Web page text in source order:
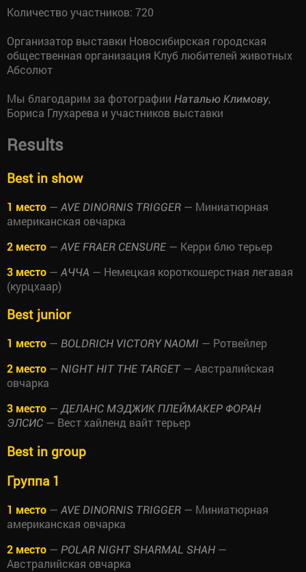
Количество участников: 720
Организатор выставки Новосибирская городская
общественная организация Клуб любителей животных
Абсолют
Мы благодарим за фотографии Наталью Климову,
Бориса Глухарева и участников выставки
Results
Best in show
1 место — AVE DINORNIS TRIGGER — Миниатюрная
американская овчарка
2 место — AVE FRAER CENSURE — Керри блю терьер
3 место — АЧЧА — Немецкая короткошерстная легавая
(курцхаар)
Best junior
1 место — BOLDRICH VICTORY NAOMI — Ротвейлер
2 место — NIGHT HIT THE TARGET— Австралийская
овчарка
3 место — ДЕЛАНС МЭДЖИК ПЛЕЙМАКЕР ФОРАН
ЭЛСИС — Вест хайленд вайт терьер
Best in group
Группа 1
1 место — AVE DINORNIS TRIGGER — Миниатюрная
американская овчарка
2 место — POLAR NIGHT SHARMAL SHAH —
Австралийская овчарка